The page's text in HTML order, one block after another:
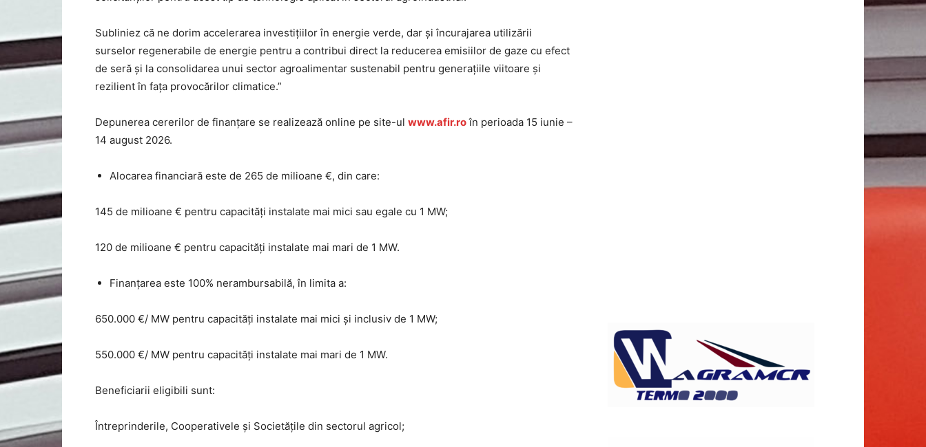
Subliniez că ne dorim accelerarea investițiilor în energie verde, dar și încurajarea utilizării
surselor regenerabile de energie pentru a contribui direct la reducerea emisiilor de gaze cu efect
de seră și la consolidarea unui sector agroalimentar sustenabil pentru generațiile viitoare și
rezilient în fața provocărilor climatice.”
Depunerea cererilor de finanțare se realizează online pe site-ul www.afir.roîn perioada 15 iunie –
14 august 2026.
Alocarea financiară este de 265 de milioane €, din care:
145 de milioane € pentru capacități instalate mai mici sau egale cu 1 MW;
120 de milioane € pentru capacități instalate mai mari de 1 MW.
Finanțarea este 100% nerambursabilă, în limita a:
650.000 €/ MW pentru capacități instalate mai mici și inclusiv de 1 MW;
550.000 €/ MW pentru capacități instalate mai mari de 1 MW.
Beneficiarii eligibili sunt:
Întreprinderile, Cooperativele și Societățile din sectorul agricol;